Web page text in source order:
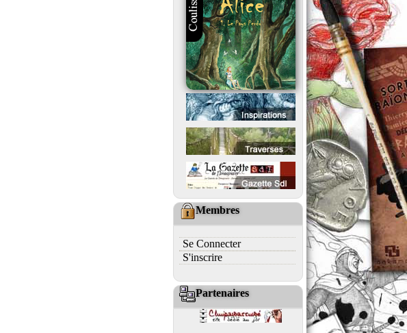
Membres
Se Connecter
S'inscrire
Partenaires